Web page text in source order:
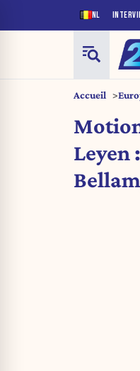
NL
Accueil
Leyen